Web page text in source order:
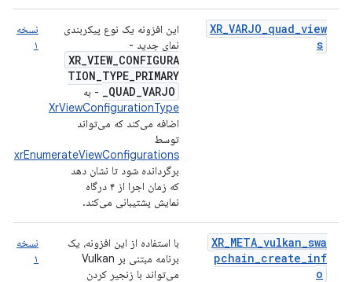
XR_VARJO_quad_view
s
این افزونه یک نوع پیکربندی
نمای جدید -
XR_VIEW_CONFIGURA
TION_TYPE_PRIMARY
_QUAD_VARJO - به
XrViewConfigurationType
اضافه می‌کند که می‌تواند
توسط
xrEnumerateViewConfigurations
برگردانده شود تا نشان دهد
که زمان اجرا از ۴ درگاه
نمایش پشتیبانی می‌کند.
نسخه
۱
XR_META_vulkan_swa
pchain_create_inf
o
با استفاده از این افزونه، یک
برنامه مبتنی بر Vulkan
می‌تواند با زنجیر کردن
نسخه
۱